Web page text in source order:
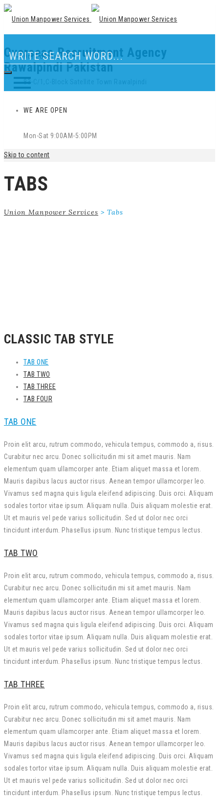
Overseas Recruitment Agency
Rawalpindi Pakistan
Our Location
83-C/1,C-Block Satellite Town Rawalpindi
WE ARE OPEN
Mon-Sat 9:00AM-5:00PM
Skip to content
TABS
Union Manpower Services > Tabs
CLASSIC TAB STYLE
TAB ONE
TAB TWO
TAB THREE
TAB FOUR
TAB ONE
Proin elit arcu, rutrum commodo, vehicula tempus, commodo a, risus.
Curabitur nec arcu. Donec sollicitudin mi sit amet mauris. Nam
elementum quam ullamcorper ante. Etiam aliquet massa et lorem.
Mauris dapibus lacus auctor risus. Aenean tempor ullamcorper leo.
Vivamus sed magna quis ligula eleifend adipiscing. Duis orci. Aliquam
sodales tortor vitae ipsum. Aliquam nulla. Duis aliquam molestie erat.
Ut et mauris vel pede varius sollicitudin. Sed ut dolor nec orci
tincidunt interdum. Phasellus ipsum. Nunc tristique tempus lectus.
TAB TWO
Proin elit arcu, rutrum commodo, vehicula tempus, commodo a, risus.
Curabitur nec arcu. Donec sollicitudin mi sit amet mauris. Nam
elementum quam ullamcorper ante. Etiam aliquet massa et lorem.
Mauris dapibus lacus auctor risus. Aenean tempor ullamcorper leo.
Vivamus sed magna quis ligula eleifend adipiscing. Duis orci. Aliquam
sodales tortor vitae ipsum. Aliquam nulla. Duis aliquam molestie erat.
Ut et mauris vel pede varius sollicitudin. Sed ut dolor nec orci
tincidunt interdum. Phasellus ipsum. Nunc tristique tempus lectus.
TAB THREE
Proin elit arcu, rutrum commodo, vehicula tempus, commodo a, risus.
Curabitur nec arcu. Donec sollicitudin mi sit amet mauris. Nam
elementum quam ullamcorper ante. Etiam aliquet massa et lorem.
Mauris dapibus lacus auctor risus. Aenean tempor ullamcorper leo.
Vivamus sed magna quis ligula eleifend adipiscing. Duis orci. Aliquam
sodales tortor vitae ipsum. Aliquam nulla. Duis aliquam molestie erat.
Ut et mauris vel pede varius sollicitudin. Sed ut dolor nec orci
tincidunt interdum. Phasellus ipsum. Nunc tristique tempus lectus.